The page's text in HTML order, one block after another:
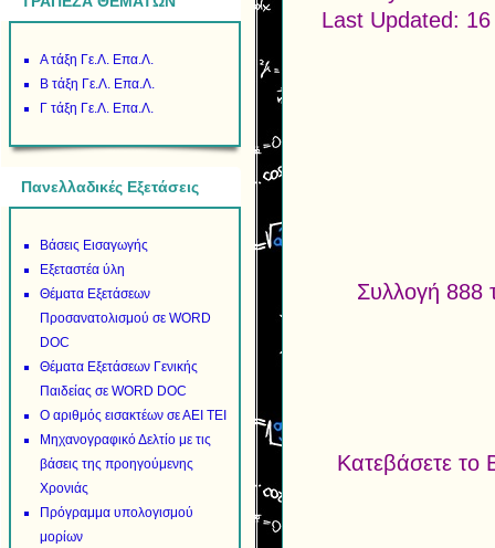
Α τάξη Γε.Λ. Επα.Λ.
Β τάξη Γε.Λ. Επα.Λ.
Γ τάξη Γε.Λ. Επα.Λ.
Πανελλαδικές Εξετάσεις
Βάσεις Εισαγωγής
Εξεταστέα ύλη
Θέματα Εξετάσεων
Προσανατολισμού σε WORD
DOC
Θέματα Εξετάσεων Γενικής
Παιδείας σε WORD DOC
Ο αριθμός εισακτέων σε ΑΕΙ ΤΕΙ
Μηχανογραφικό Δελτίο με τις
βάσεις της προηγούμενης
Χρονιάς
Πρόγραμμα υπολογισμού
μορίων
Last Updated:
Συλλογή 888
Κατεβάσετε το